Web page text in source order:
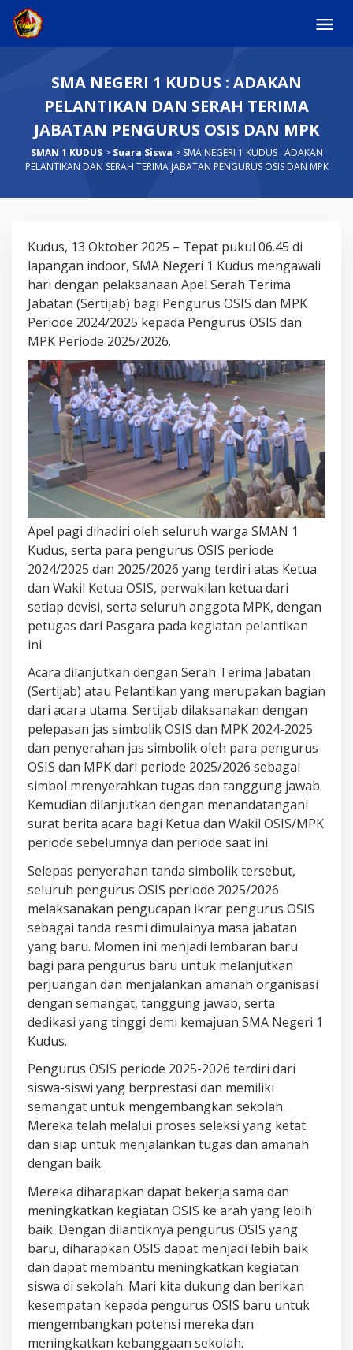
Skip
content
SMA NEGERI 1 KUDUS : ADAKAN
PELANTIKAN DAN SERAH TERIMA
JABATAN PENGURUS OSIS DAN MPK
SMAN 1 KUDUS> Suara Siswa > SMA NEGERI 1 KUDUS : ADAKAN
PELANTIKAN DAN SERAH TERIMA JABATAN PENGURUS OSIS DAN MPK
SMA
NEGERI
1
KUDUS
:
ADAKAN
PELANTIKAN
DAN
SERAH
TERIMA
JABATAN
PENGURUS
OSIS
DAN
Kudus, 13 Oktober 2025 – Tepat pukul 06.45 di
lapangan indoor, SMA Negeri 1 Kudus mengawali
hari dengan pelaksanaan Apel Serah Terima
Jabatan (Sertijab) bagi Pengurus OSIS dan MPK
Periode 2024/2025 kepada Pengurus OSIS dan
MPK Periode 2025/2026.
Apel pagi dihadiri oleh seluruh warga SMAN 1
Kudus, serta para pengurus OSIS periode
2024/2025 dan 2025/2026 yang terdiri atas Ketua
dan Wakil Ketua OSIS, perwakilan ketua dari
setiap devisi, serta seluruh anggota MPK, dengan
petugas dari Pasgara pada kegiatan pelantikan
ini.
Acara dilanjutkan dengan Serah Terima Jabatan
(Sertijab) atau Pelantikan yang merupakan bagian
dari acara utama. Sertijab dilaksanakan dengan
pelepasan jas simbolik OSIS dan MPK 2024-2025
dan penyerahan jas simbolik oleh para pengurus
OSIS dan MPK dari periode 2025/2026 sebagai
simbol mrenyerahkan tugas dan tanggung jawab.
Kemudian dilanjutkan dengan menandatangani
surat berita acara bagi Ketua dan Wakil OSIS/MPK
periode sebelumnya dan periode saat ini.
Selepas penyerahan tanda simbolik tersebut,
seluruh pengurus OSIS periode 2025/2026
melaksanakan pengucapan ikrar pengurus OSIS
sebagai tanda resmi dimulainya masa jabatan
yang baru. Momen ini menjadi lembaran baru
bagi para pengurus baru untuk melanjutkan
perjuangan dan menjalankan amanah organisasi
dengan semangat, tanggung jawab, serta
dedikasi yang tinggi demi kemajuan SMA Negeri 1
Kudus.
Pengurus OSIS periode 2025-2026 terdiri dari
siswa-siswi yang berprestasi dan memiliki
semangat untuk mengembangkan sekolah.
Mereka telah melalui proses seleksi yang ketat
dan siap untuk menjalankan tugas dan amanah
dengan baik.
Mereka diharapkan dapat bekerja sama dan
meningkatkan kegiatan OSIS ke arah yang lebih
baik. Dengan dilantiknya pengurus OSIS yang
baru, diharapkan OSIS dapat menjadi lebih baik
dan dapat membantu meningkatkan kegiatan
siswa di sekolah. Mari kita dukung dan berikan
kesempatan kepada pengurus OSIS baru untuk
mengembangkan potensi mereka dan
meningkatkan kebanggaan sekolah.